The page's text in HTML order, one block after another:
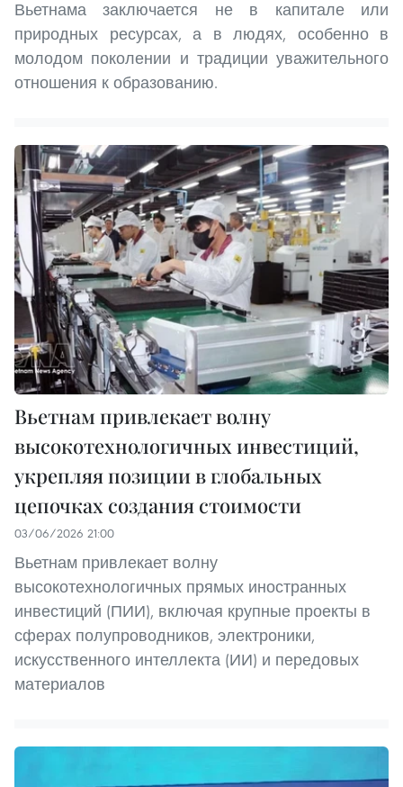
Вьетнама заключается не в капитале или
природных ресурсах, а в людях, особенно в
молодом поколении и традиции уважительного
отношения к образованию.
Вьетнам привлекает волну
высокотехнологичных инвестиций,
укрепляя позиции в глобальных
цепочках создания стоимости
03/06/2026 21:00
Вьетнам привлекает волну
высокотехнологичных прямых иностранных
инвестиций (ПИИ), включая крупные проекты в
сферах полупроводников, электроники,
искусственного интеллекта (ИИ) и передовых
материалов